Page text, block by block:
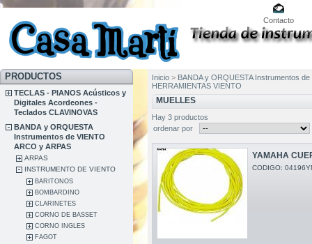
Contacto
PRODUCTOS
TECLAS - PIANOS Acústicos y
Digitales Acordeones -
Teclados CLAVINOVAS
BANDA y ORQUESTA
Instrumentos de VIENTO
ARCO y ARPAS
ARPAS
INSTRUMENTO DE VIENTO
BARITONOS
BOMBARDINO
CLARINETES
CORNO DE BASSET
CORNO INGLES
FAGOT
Inicio > BANDA y ORQUESTA Instrumentos
HERRAMIENTAS VIENTO
MUELLES
Hay 3 productos
ordenar por
YAMAHA
CODIGO: